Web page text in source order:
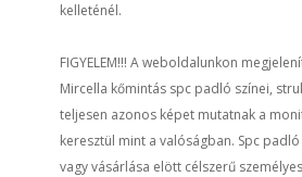
kelleténél.
FIGYELEM!!! A weboldalunkon
Mircella kőmintás spc padló színei,
teljesen azonos képet mutatnak a
keresztül mint a valóságban. Spc
vagy vásárlása elött célszerű